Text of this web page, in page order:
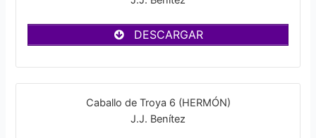
DESCARGAR
Caballo de Troya 6 (HERMÓN)
J.J. Benítez